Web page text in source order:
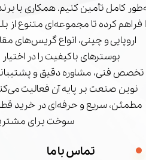
کامل تأمین کنیم. همکاری با
فراهم کرده تا مجموعه‌ای متنوع از
اروپایی و چینی، انواع گریس‌های
بوسترهای باکیفیت را در
تخصص فنی، مشاوره دقیق و
نوین صنعت بر پایه آن فعالیت
مطمئن، سریع و حرفه‌ای در خرید
سوخت برای
تماس با ما